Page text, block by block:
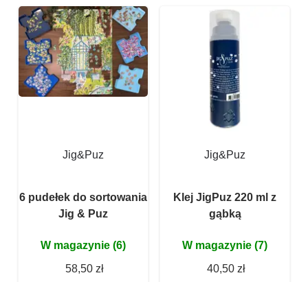
Jig&Puz
6 pudełek do sortowania
Jig & Puz
W magazynie (6)
58,50 zł
Jig&Puz
Klej JigPuz 220 ml z
gąbką
W magazynie (7)
40,50 zł